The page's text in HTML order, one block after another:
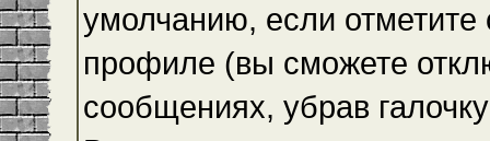
умолчанию, если
профиле (вы сможете
сообщениях, убрав